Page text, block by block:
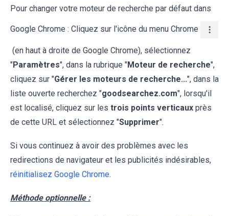
Pour changer votre moteur de recherche par défaut dans
Google Chrome : Cliquez sur l'icône du menu Chrome
(en haut à droite de Google Chrome), sélectionnez
"Paramètres", dans la rubrique "Moteur de recherche",
cliquez sur "Gérer les moteurs de recherche...", dans la
liste ouverte recherchez "goodsearchez.com", lorsqu'il
est localisé, cliquez sur les trois points verticaux près
de cette URL et sélectionnez "Supprimer".
Si vous continuez à avoir des problèmes avec les
redirections de navigateur et les publicités indésirables,
réinitialisez Google Chrome.
Méthode optionnelle :